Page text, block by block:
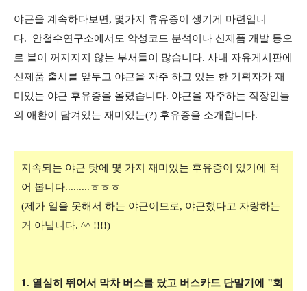
야근을 계속하다보면, 몇가지 휴유증이 생기게 마련입니
다. 안철수연구소에서도 악성코드 분석이나 신제품 개발 등으
로 불이 꺼지지지 않는 부서들이 많습니다. 사내 자유게시판에
신제품 출시를 앞두고 야근을 자주 하고 있는 한 기획자가 재
미있는 야근 후유증을 올렸습니다. 야근을 자주하는 직장인들
의 애환이 담겨있는 재미있는(?) 후유증을 소개합니다.
지속되는 야근 탓에 몇 가지 재미있는 후유증이 있기에 적
어 봅니다.........ㅎㅎㅎ
(제가 일을 못해서 하는 야근이므로, 야근했다고 자랑하는
거 아닙니다. ^^ !!!!)
1. 열심히 뛰어서 막차 버스를 탔고 버스카드 단말기에 "회